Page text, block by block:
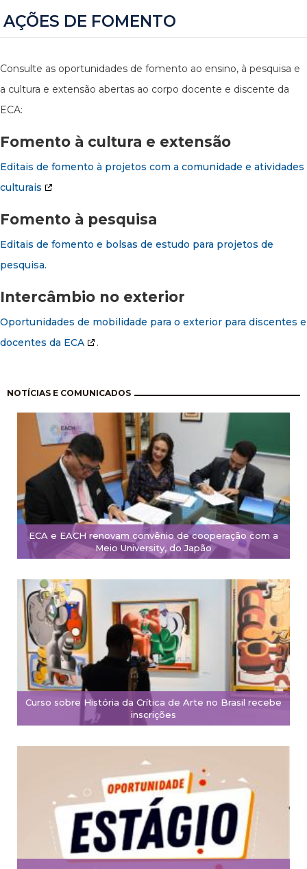
AÇÕES DE FOMENTO
Consulte as oportunidades de fomento ao ensino, à pesquisa e
a cultura e extensão abertas ao corpo docente e discente da
ECA:
Fomento à cultura e extensão
Editais de fomento à projetos com a comunidade e atividades
culturais
Fomento à pesquisa
Editais de fomento e bolsas de estudo para projetos de
pesquisa.
Intercâmbio no exterior
Oportunidades de mobilidade para o exterior para discentes e
docentes da ECA
.
NOTÍCIAS E COMUNICADOS
ECA e EACH renovam convênio de cooperação com a
Meio University, do Japão
Curso sobre História da Crítica de Arte no Brasil recebe
inscrições
Pagination